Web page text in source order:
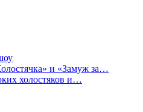
и «Замуж за…
холостяков и…